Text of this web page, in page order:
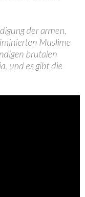
der armen,
Muslime
brutalen
und es gibt die